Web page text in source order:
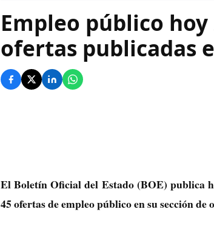
Empleo público hoy
ofertas publicadas
El Boletín Oficial del Estado (BOE) publica
45 ofertas de empleo públicoen su sección de